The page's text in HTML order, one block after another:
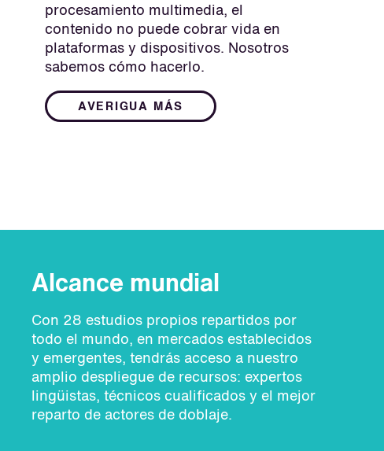
procesamiento multimedia, el
contenido no puede cobrar vida en
plataformas y dispositivos. Nosotros
sabemos cómo hacerlo.
AVERIGUA MÁS
Alcance mundial
Con 28 estudios propios repartidos por
todo el mundo, en mercados establecidos
y emergentes, tendrás acceso a nuestro
amplio despliegue de recursos: expertos
lingüistas, técnicos cualificados y el mejor
reparto de actores de doblaje.